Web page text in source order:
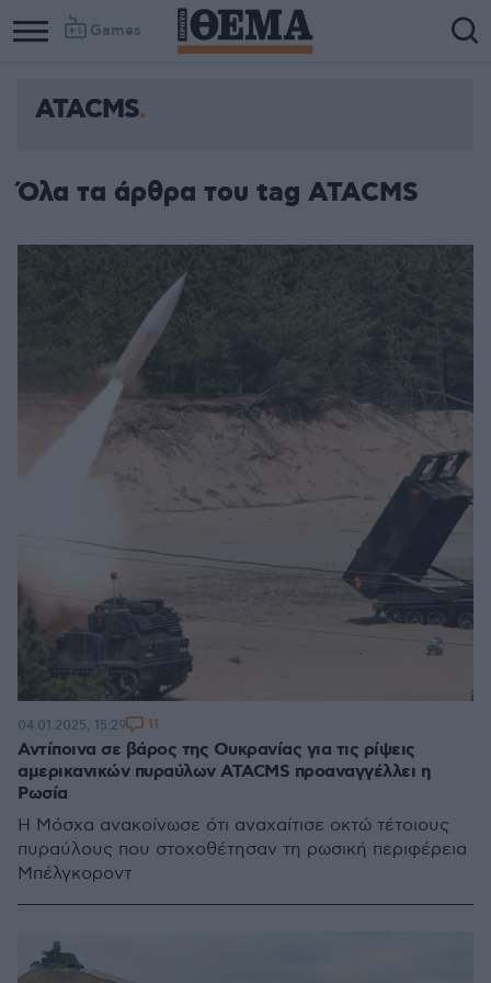
Games
ATACMS
Όλα τα άρθρα του tag ATACMS
Αντίποινα σε βάρος της Ουκρανίας για τις ρίψεις
αμερικανικών πυραύλων ATACMS προαναγγέλλει η
Ρωσία
Η Μόσχα ανακοίνωσε ότι αναχαίτισε οκτώ τέτοιους
πυραύλους που στοχοθέτησαν τη ρωσική περιφέρεια
Μπέλγκοροντ
04.01.2025, 15:29 11